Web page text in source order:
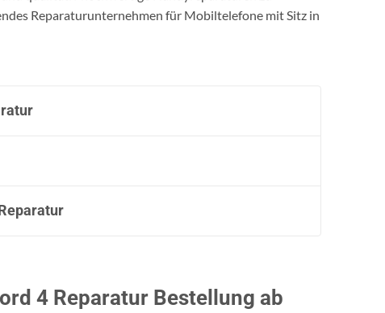
Reparaturunternehmen für Mobiltelefone mit Sitz in
4 Reparatur Bestellung ab